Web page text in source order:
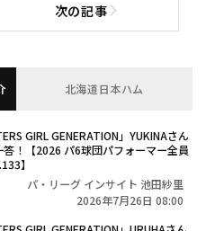
次の記事次の記事へ
北海道日本ハム
GIRL GENERATION」YUKINAさん
答！【2026 パ6球団パフォーマー全員
】
パ・リーグ インサイト 池田紗里
2026年7月26日 08:00